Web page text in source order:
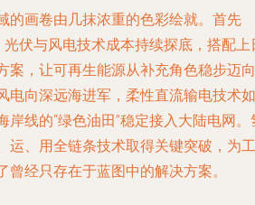
的画卷由几抹浓重的色彩绘就。首先
光伏与风电技术成本持续探底，搭配上
案，让可再生能源从补充角色稳步迈向
电向深远海进军，柔性直流输电技术如
岸线的“绿色油田”稳定接入大陆电网。
运、用全链条技术取得关键突破，为工
经只存在于蓝图中的解决方案。